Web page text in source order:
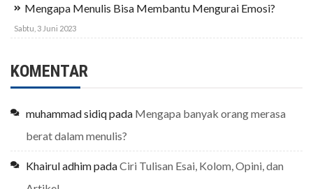
Mengapa Menulis Bisa Membantu Mengurai Emosi?
Sabtu, 3 Juni 2023
KOMENTAR
muhammad sidiqpada Mengapa banyak orang merasa
berat dalam menulis?
Khairul adhimpadaCiri Tulisan Esai, Kolom, Opini, dan